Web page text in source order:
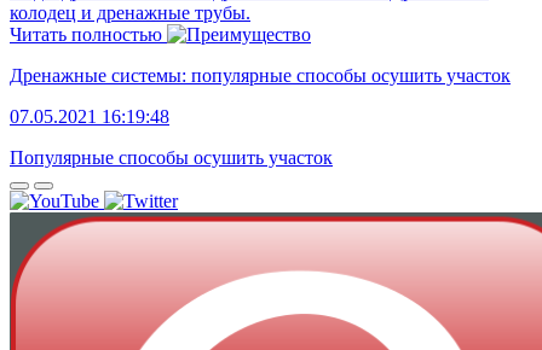
колодец и дренажные трубы.
Читать полностью
Дренажные системы: популярные способы осушить участок
07.05.2021 16:19:48
Популярные способы осушить участок